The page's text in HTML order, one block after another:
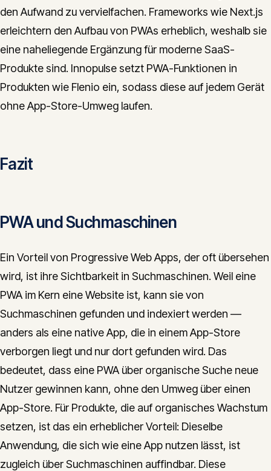
den Aufwand zu vervielfachen. Frameworks wie Next.js
erleichtern den Aufbau von PWAs erheblich, weshalb sie
eine naheliegende Ergänzung für moderne SaaS-
Produkte sind. Innopulse setzt PWA-Funktionen in
Produkten wie Flenio ein, sodass diese auf jedem Gerät
ohne App-Store-Umweg laufen.
Fazit
PWA und Suchmaschinen
Ein Vorteil von Progressive Web Apps, der oft übersehen
wird, ist ihre Sichtbarkeit in Suchmaschinen. Weil eine
PWA im Kern eine Website ist, kann sie von
Suchmaschinen gefunden und indexiert werden —
anders als eine native App, die in einem App-Store
verborgen liegt und nur dort gefunden wird. Das
bedeutet, dass eine PWA über organische Suche neue
Nutzer gewinnen kann, ohne den Umweg über einen
App-Store. Für Produkte, die auf organisches Wachstum
setzen, ist das ein erheblicher Vorteil: Dieselbe
Anwendung, die sich wie eine App nutzen lässt, ist
zugleich über Suchmaschinen auffindbar. Diese